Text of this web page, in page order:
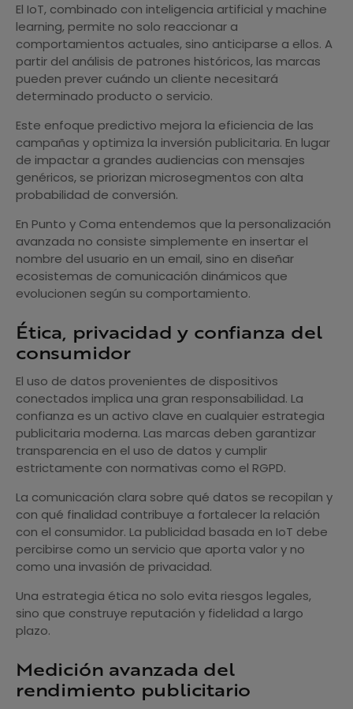
El IoT, combinado con inteligencia artificial y machine
learning, permite no solo reaccionar a
comportamientos actuales, sino anticiparse a ellos. A
partir del análisis de patrones históricos, las marcas
pueden prever cuándo un cliente necesitará
determinado producto o servicio.
Este enfoque predictivo mejora la eficiencia de las
campañas y optimiza la inversión publicitaria. En lugar
de impactar a grandes audiencias con mensajes
genéricos, se priorizan microsegmentos con alta
probabilidad de conversión.
En Punto y Coma entendemos que la personalización
avanzada no consiste simplemente en insertar el
nombre del usuario en un email, sino en diseñar
ecosistemas de comunicación dinámicos que
evolucionen según su comportamiento.
Ética, privacidad y confianza del
consumidor
El uso de datos provenientes de dispositivos
conectados implica una gran responsabilidad. La
confianza es un activo clave en cualquier estrategia
publicitaria moderna. Las marcas deben garantizar
transparencia en el uso de datos y cumplir
estrictamente con normativas como el RGPD.
La comunicación clara sobre qué datos se recopilan y
con qué finalidad contribuye a fortalecer la relación
con el consumidor. La publicidad basada en IoT debe
percibirse como un servicio que aporta valor y no
como una invasión de privacidad.
Una estrategia ética no solo evita riesgos legales,
sino que construye reputación y fidelidad a largo
plazo.
Medición avanzada del
rendimiento publicitario